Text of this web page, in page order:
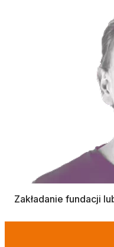
Zakładanie fundacji